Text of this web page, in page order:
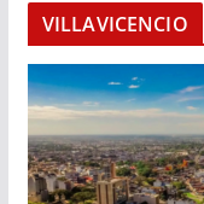
o
d
u
c
t
VILLAVICENCIO